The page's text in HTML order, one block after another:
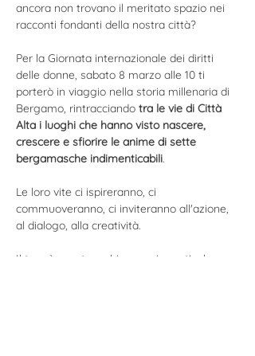
ancora non trovano il meritato spazio nei
racconti fondanti della nostra città?
Per la Giornata internazionale dei diritti
delle donne, sabato 8 marzo alle 10 ti
porterò in viaggio nella storia millenaria di
Bergamo, rintracciando tra le vie di Città
Alta i luoghi che hanno visto nascere,
crescere e sfiorire le anime di sette
bergamasche indimenticabili.
Le loro vite ci ispireranno, ci
commuoveranno, ci inviteranno all'azione,
al dialogo, alla creatività.
Il tour è aperto a chiunque, in particolare a